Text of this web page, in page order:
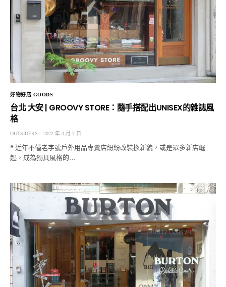
好物好店 GOODS
台北 大安 | GROOVY STORE：隨手搭配出UNISEX的雜誌風
格
OUTSIDERS 2022 年 3 月 7 日
❝ 近年不僅老字號戶外用品專賣店紛紛改裝換新貌，或是眾多新店崛
起，成為獨具風格的…